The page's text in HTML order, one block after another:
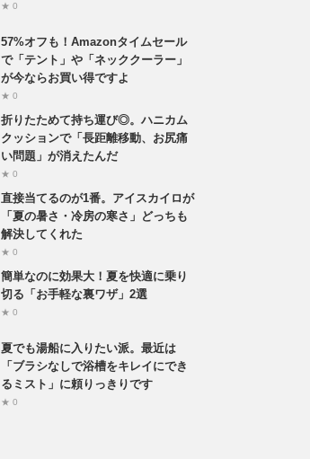
★ 0
57%オフも！Amazonタイムセール
で「テント」や「ネッククーラー」
が今ならお買い得ですよ
★ 0
折りたためて持ち運び◎。ハニカム
クッションで「長距離移動、お尻痛
い問題」が消えたんだ
★ 0
直接当てるのが1番。アイスカイロが
「夏の暑さ・冷房の寒さ」どっちも
解決してくれた
★ 0
簡単なのに効果大！夏を快適に乗り
切る「お手軽な裏ワザ」2選
★ 0
夏でも湯船に入りたい派。最近は
「ブラシなしで浴槽をキレイにでき
るミスト」に頼りっきりです
★ 0